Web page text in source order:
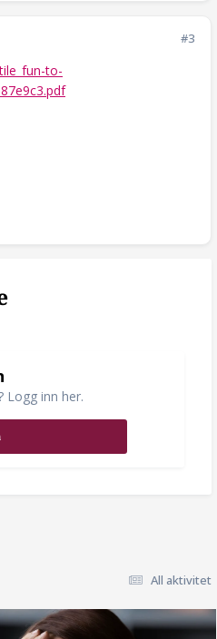
#3
to-
Logg inn her.
All aktivitet